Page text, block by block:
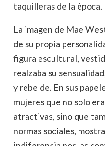
taquilleras de la época.
La imagen de Mae
de su propia
figura escultural,
realzaba su
y rebelde. En sus
mujeres que no solo
atractivas, sino que
normas sociales,